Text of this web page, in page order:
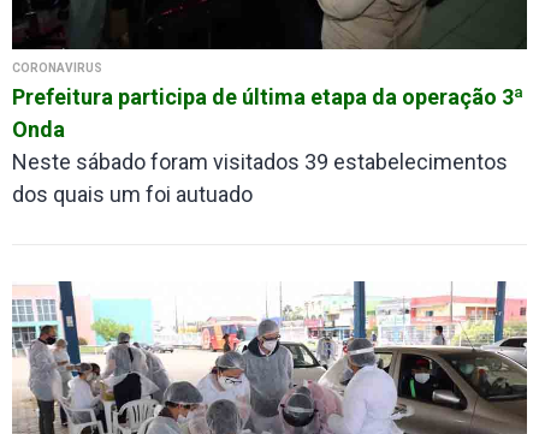
CORONAVÍRUS
Prefeitura participa de última etapa da operação 3ª
Onda
Neste sábado foram visitados 39 estabelecimentos
dos quais um foi autuado